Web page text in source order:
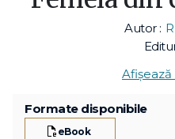
Autor :
Formate disponibile
eBook